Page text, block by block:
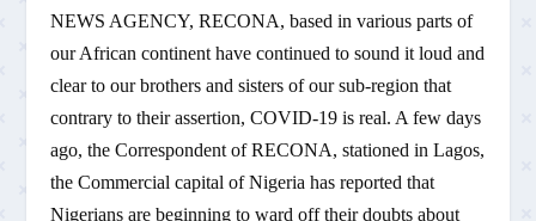
NEWS AGENCY, RECONA, based in various parts of
our African continent have continued to sound it loud and
clear to our brothers and sisters of our sub-region that
contrary to their assertion, COVID-19 is real. A few days
ago, the Correspondent of RECONA, stationed in Lagos,
the Commercial capital of Nigeria has reported that
Nigerians are beginning to ward off their doubts about